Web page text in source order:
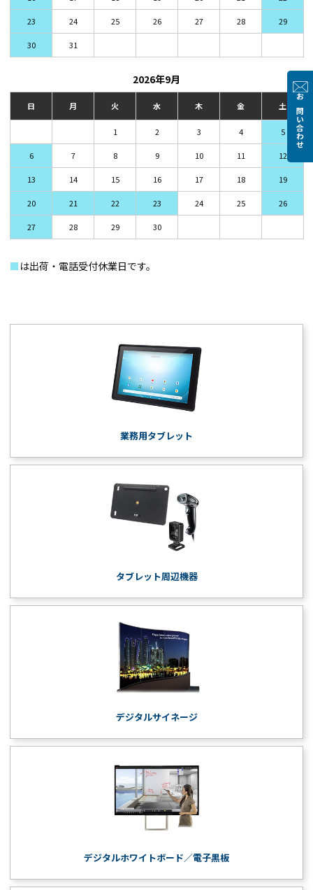
お問い合わせ
23 24 25 26 27 28 29
30 31
2026年9月
日 月 火 水 木 金 土
1 2 3 4 5
6 7 8 9 10 11 12
13 14 15 16 17 18 19
20 21 22 23 24 25 26
27 28 29 30
■ は出荷・電話受付休業日です。
業務用タブレット
タブレット周辺機器
デジタルサイネージ
デジタルホワイトボード／電子黒板